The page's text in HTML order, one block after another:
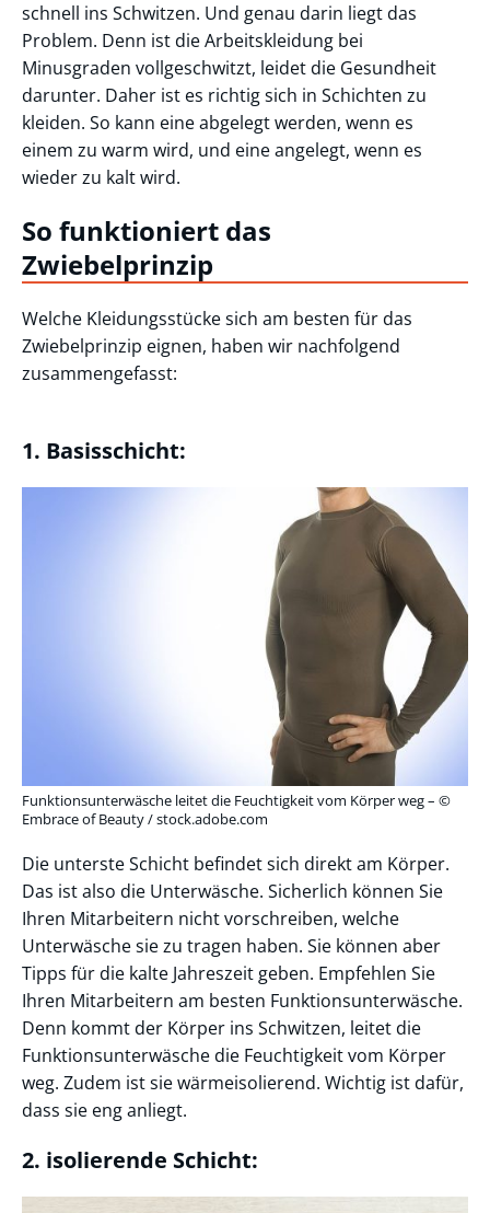
schnell ins Schwitzen. Und genau darin liegt das
Problem. Denn ist die Arbeitskleidung bei
Minusgraden vollgeschwitzt, leidet die Gesundheit
darunter. Daher ist es richtig sich in Schichten zu
kleiden. So kann eine abgelegt werden, wenn es
einem zu warm wird, und eine angelegt, wenn es
wieder zu kalt wird.
So funktioniert das
Zwiebelprinzip
Welche Kleidungsstücke sich am besten für das
Zwiebelprinzip eignen, haben wir nachfolgend
zusammengefasst:
1. Basisschicht:
Funktionsunterwäsche leitet die Feuchtigkeit vom Körper weg – ©
Embrace of Beauty / stock.adobe.com
Die unterste Schicht befindet sich direkt am Körper.
Das ist also die Unterwäsche. Sicherlich können Sie
Ihren Mitarbeitern nicht vorschreiben, welche
Unterwäsche sie zu tragen haben. Sie können aber
Tipps für die kalte Jahreszeit geben. Empfehlen Sie
Ihren Mitarbeitern am besten Funktionsunterwäsche.
Denn kommt der Körper ins Schwitzen, leitet die
Funktionsunterwäsche die Feuchtigkeit vom Körper
weg. Zudem ist sie wärmeisolierend. Wichtig ist dafür,
dass sie eng anliegt.
2. isolierende Schicht: